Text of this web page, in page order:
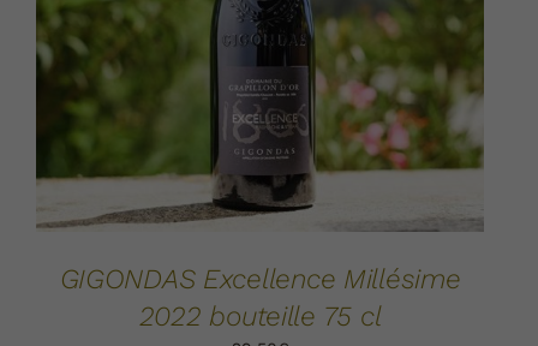
AJOUTER AU PANIER / DÉTAILS
GIGONDAS Excellence Millésime
2022 bouteille 75 cl